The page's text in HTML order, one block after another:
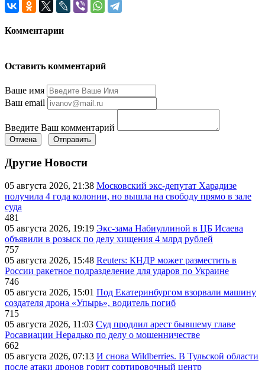
Комментарии
Оставить комментарий
Ваше имя
Ваш email
Введите Ваш комментарий
Отмена Отправить
Другие Новости
05 августа 2026, 21:38 Московский экс-депутат Харадизе
получила 4 года колонии, но вышла на свободу прямо в зале
суда
481
05 августа 2026, 19:19 Экс-зама Набиуллиной в ЦБ Исаева
объявили в розыск по делу хищения 4 млрд рублей
757
05 августа 2026, 15:48 Reuters: КНДР может разместить в
России ракетное подразделение для ударов по Украине
746
05 августа 2026, 15:01 Под Екатеринбургом взорвали машину
создателя дрона «Упырь», водитель погиб
715
05 августа 2026, 11:03 Суд продлил арест бывшему главе
Росавиации Нерадько по делу о мошенничестве
662
05 августа 2026, 07:13 И снова Wildberries. В Тульской области
после атаки дронов горит сортировочный центр